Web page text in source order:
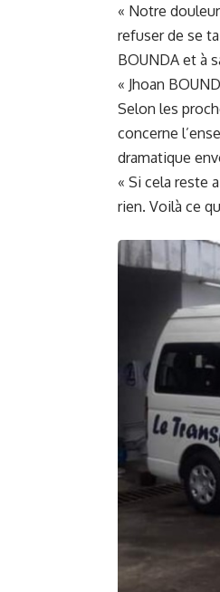
« Notre
refuser de se
BOUNDA et à
« Jhoan
Selon les
concerne
dramatique
« Si cela reste
rien. Voilà ce